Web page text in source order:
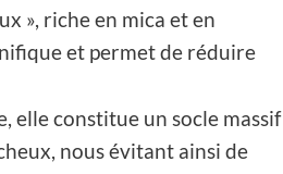
», riche en mica et en
et permet de réduire
elle constitue un socle massif
nous évitant ainsi de